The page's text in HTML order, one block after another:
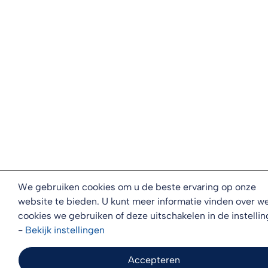
We gebruiken cookies om u de beste ervaring op onze
website te bieden. U kunt meer informatie vinden over
cookies we gebruiken of deze uitschakelen in de
- Bekijk instellingen
Accepteren